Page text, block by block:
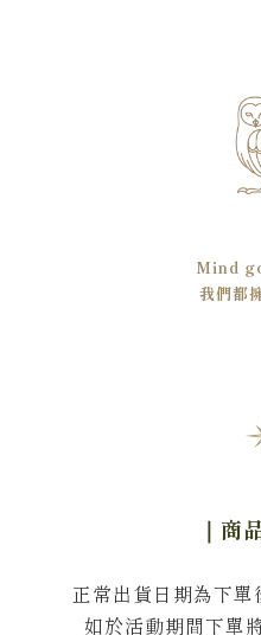
Mind
我們都
｜商
正常出貨日期為下
如於活動期間下單